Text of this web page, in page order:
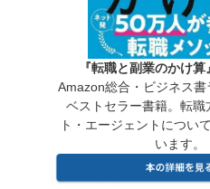
『転職と副業のかけ算』
Amazon総合・ビジネス
ベストセラー書籍。転職
ト・エージェントについ
います。